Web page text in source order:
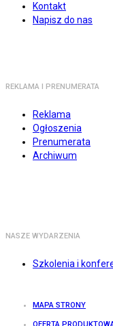
Kontakt
Napisz do nas
REKLAMA I PRENUMERATA
Reklama
Ogłoszenia
Prenumerata
Archiwum
NASZE WYDARZENIA
Szkolenia i
MAPA STRONY